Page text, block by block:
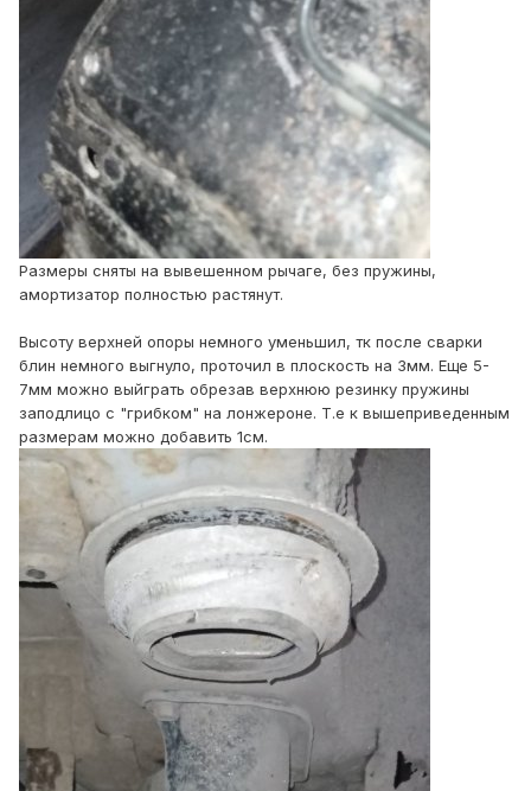
Размеры сняты на вывешенном рычаге, без пружины,
амортизатор полностью растянут.
Высоту верхней опоры немного уменьшил, тк после сварки
блин немного выгнуло, проточил в плоскость на 3мм. Еще 5-
7мм можно выйграть обрезав верхнюю резинку пружины
заподлицо с "грибком" на лонжероне. Т.е к вышеприведенным
размерам можно добавить 1см.